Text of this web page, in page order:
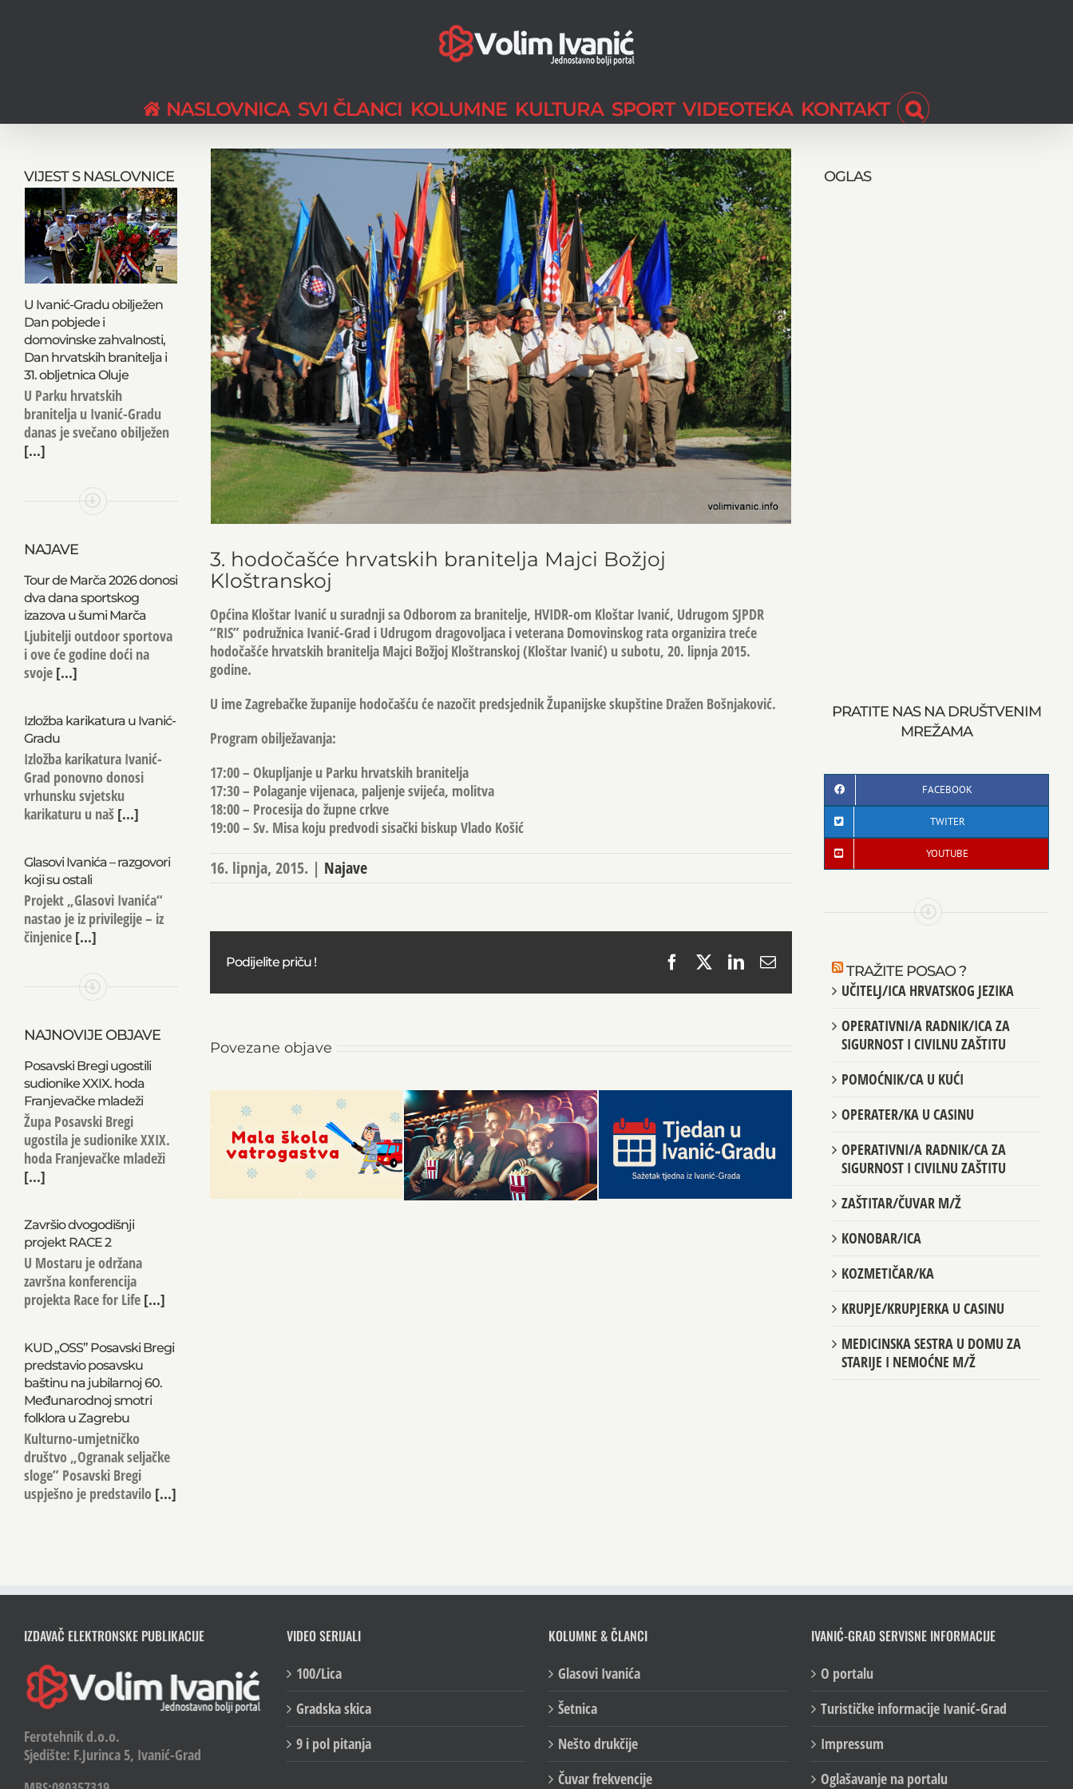
NASLOVNICA SVI ČLANCI KOLUMNE KULTURA SPORT VIDEOTEKA KONTAKT
View
Larger
Image
3. hodočašće hrvatskih branitelja Majci Božjoj
Kloštranskoj
Općina Kloštar Ivanić u suradnji sa Odborom za branitelje, HVIDR-om Kloštar Ivanić, Udrugom SJPDR
“RIS” podružnica Ivanić-Grad i Udrugom dragovoljaca i veterana Domovinskog rata organizira treće
hodočašće hrvatskih branitelja Majci Božjoj Kloštranskoj (Kloštar Ivanić) u subotu, 20. lipnja 2015.
godine.
U ime Zagrebačke županije hodočašću će nazočit predsjednik Županijske skupštine Dražen Bošnjaković.
Program obilježavanja:
17:00 – Okupljanje u Parku hrvatskih branitelja
17:30 – Polaganje vijenaca, paljenje svijeća, molitva
18:00 – Procesija do župne crkve
19:00 – Sv. Misa koju predvodi sisački biskup Vlado Košić
16. lipnja, 2015. | Najave
Podijelite priču ! FacebookLinkedIn
Email
Povezane objave
VIJEST S NASLOVNICE
U Ivanić-Gradu obilježen
Dan pobjede i
domovinske zahvalnosti,
Dan hrvatskih branitelja i
31. obljetnica Oluje
U Parku hrvatskih
branitelja u Ivanić-Gradu
danas je svečano obilježen
[...]
NAJAVE
Tour de Marča 2026 donosi
dva dana sportskog
izazova u šumi Marča
Ljubitelji outdoor sportova
i ove će godine doći na
svoje[...]
Izložba karikatura u Ivanić-
Gradu
Izložba karikatura Ivanić-
Grad ponovno donosi
vrhunsku svjetsku
karikaturu u naš[...]
Glasovi Ivanića – razgovori
koji su ostali
Projekt „Glasovi Ivanića“
nastao je iz privilegije – iz
činjenice[...]
NAJNOVIJE OBJAVE
Posavski Bregi ugostili
sudionike XXIX. hoda
Franjevačke mladeži
Župa Posavski Bregi
ugostila je sudionike XXIX.
hoda Franjevačke mladeži
[...]
Završio dvogodišnji
projekt RACE 2
U Mostaru je održana
završna konferencija
projekta Race for Life[...]
KUD „OSS” Posavski Bregi
predstavio posavsku
baštinu na jubilarnoj 60.
Međunarodnoj smotri
folklora u Zagrebu
Kulturno-umjetničko
društvo „Ogranak seljačke
sloge” Posavski Bregi
uspješno je predstavilo[...]
OGLAS
PRATITE NAS NA DRUŠTVENIM
MREŽAMA
FACEBOOK
TWITER
YOUTUBE
TRAŽITE POSAO ?
UČITELJ/ICA HRVATSKOG JEZIKA
OPERATIVNI/A RADNIK/ICA ZA
SIGURNOST I CIVILNU ZAŠTITU
POMOĆNIK/CA U KUĆI
OPERATER/KA U CASINU
OPERATIVNI/A RADNIK/CA ZA
SIGURNOST I CIVILNU ZAŠTITU
ZAŠTITAR/ČUVAR M/Ž
KONOBAR/ICA
KOZMETIČAR/KA
KRUPJE/KRUPJERKA U CASINU
MEDICINSKA SESTRA U DOMU ZA
STARIJE I NEMOĆNE M/Ž
IZDAVAČ ELEKTRONSKE PUBLIKACIJE
Ferotehnik d.o.o.
Sjedište: F.Jurinca 5, Ivanić-Grad
VIDEO SERIJALI
100/Lica
Gradska skica
9 i pol pitanja
KOLUMNE & ČLANCI
Glasovi Ivanića
Šetnica
Nešto drukčije
Čuvar frekvencije
IVANIĆ-GRAD SERVISNE INFORMACIJE
O portalu
Turističke informacije Ivanić-Grad
Impressum
Oglašavanje na portalu